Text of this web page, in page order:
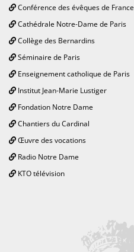
Conférence des évêques de France
Cathédrale Notre-Dame de Paris
Collège des Bernardins
Séminaire de Paris
Enseignement catholique de Paris
Institut Jean-Marie Lustiger
Fondation Notre Dame
Chantiers du Cardinal
Œuvre des vocations
Radio Notre Dame
KTO télévision